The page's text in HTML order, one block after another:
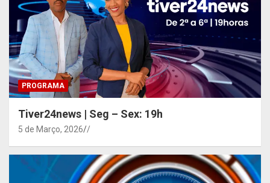
PROGRAMA
Tiver24news | Seg – Sex: 19h
5 de Março, 2026 /